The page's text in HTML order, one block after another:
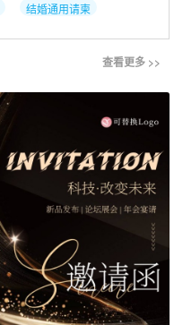
结婚通用请柬
查看更多 >>